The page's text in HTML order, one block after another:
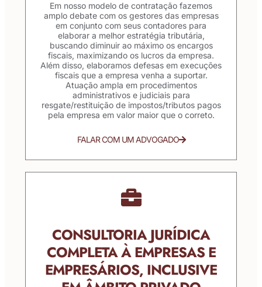
Em nosso modelo de contratação fazemos
amplo debate com os gestores das empresas
em conjunto com seus contadores para
elaborar a melhor estratégia tributária,
buscando diminuir ao máximo os encargos
fiscais, maximizando os lucros da empresa.
Além disso, elaboramos defesas em execuções
fiscais que a empresa venha a suportar.
Atuação ampla em procedimentos
administrativos e judiciais para
resgate/restituição de impostos/tributos pagos
pela empresa em valor maior que o correto.
FALAR COM UM ADVOGADO
CONSULTORIA JURÍDICA
COMPLETA À EMPRESAS E
EMPRESÁRIOS, INCLUSIVE